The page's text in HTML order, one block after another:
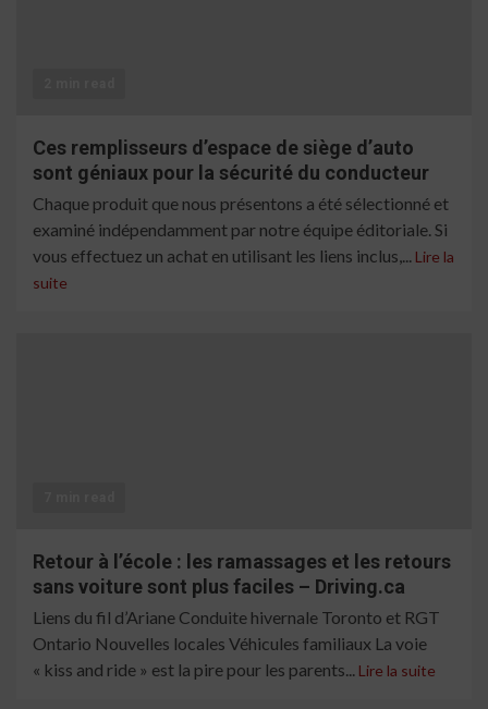
Ces remplisseurs d’espace de siège d’auto
sont géniaux pour la sécurité du conducteur
Chaque produit que nous présentons a été sélectionné et
examiné indépendamment par notre équipe éditoriale. Si
vous effectuez un achat en utilisant les liens inclus,... Lire la
suite
Retour à l’école : les ramassages et les retours
sans voiture sont plus faciles – Driving.ca
Liens du fil d’Ariane Conduite hivernale Toronto et RGT
Ontario Nouvelles locales Véhicules familiaux La voie
« kiss and ride » est la pire pour les parents... Lire la suite